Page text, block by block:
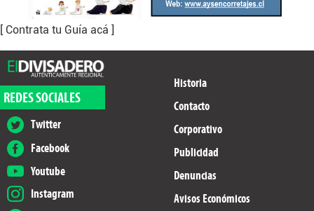
[ Contrata tu Guía acá ]
REDES SOCIALES
Twitter
Facebook
Youtube
Instagram
Historia
Contacto
Corporativo
Publicidad
Denuncias
Avisos Económicos